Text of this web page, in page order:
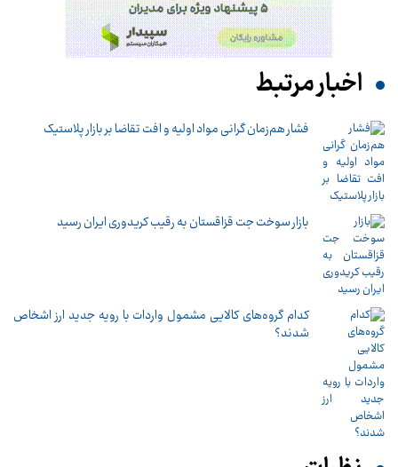
اخبار مرتبط
فشار هم‌زمان گرانی مواد اولیه و افت تقاضا بر بازار پلاستیک
بازار سوخت جت قزاقستان به رقیب کریدوری ایران رسید
کدام گروه‌های کالایی مشمول واردات با رویه جدید ارز اشخاص
شدند؟